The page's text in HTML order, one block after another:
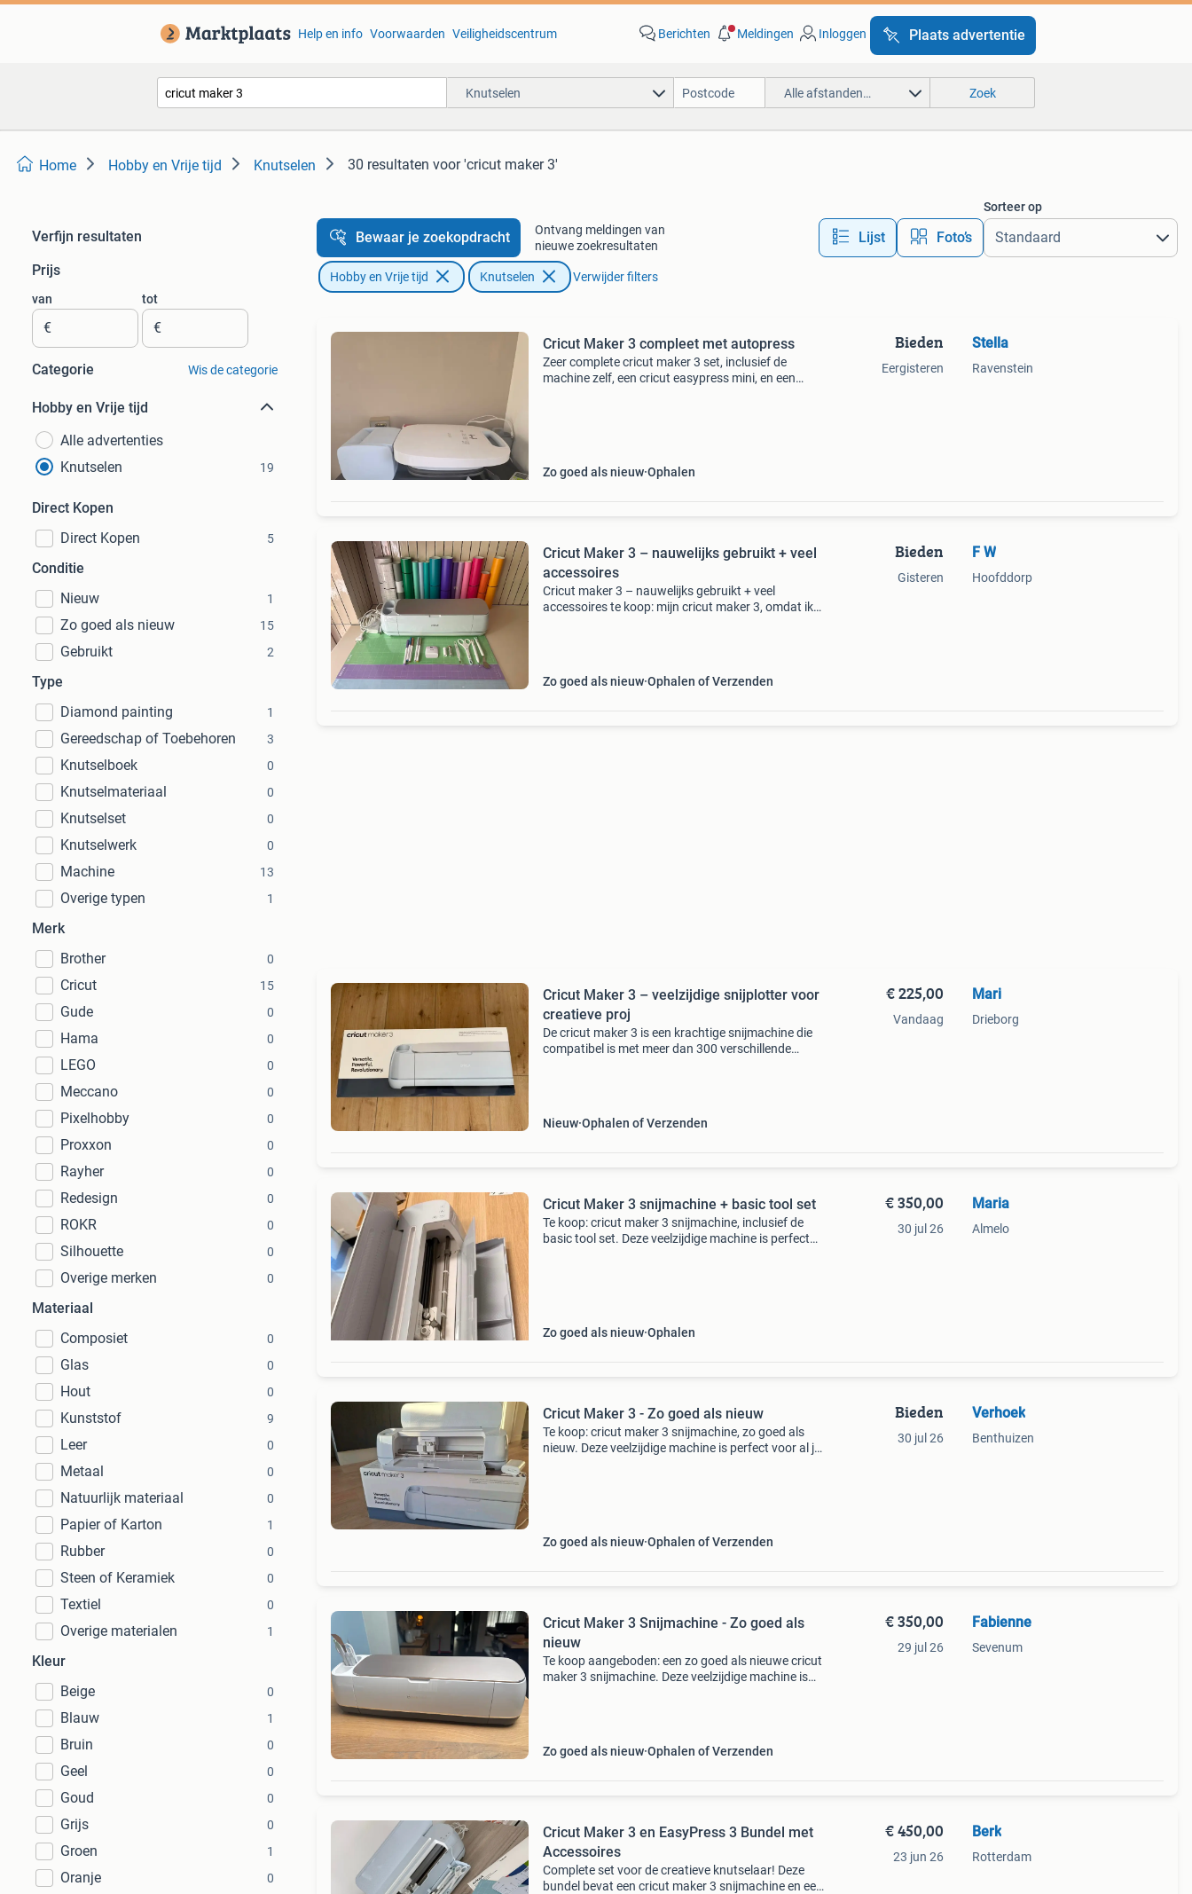
Help en info Voorwaarden Veiligheidscentrum Berichten Meldingen Inloggen Plaats advertentie
Knutselen Alle afstanden… Zoek
Home Hobby en Vrije tijd Knutselen 30 resultaten voor 'cricut maker 3'
Verfijn resultaten
Prijs
van
€
tot
€
Categorie Wis de categorie
Hobby en Vrije tijd
Alle advertenties
Knutselen
19
Direct Kopen
Direct Kopen
5
Conditie
Nieuw
1
Zo goed als nieuw 15
Gebruikt 2
Type
Diamond painting
1
Gereedschap of Toebehoren 3
Knutselboek 0
Knutselmateriaal 0
Knutselset 0
Knutselwerk 0
Machine 13
Overige typen 1
Merk
Brother
0
Cricut 15
Gude 0
Hama 0
LEGO 0
Meccano 0
Pixelhobby 0
Proxxon 0
Rayher 0
Redesign 0
ROKR 0
Silhouette 0
Overige merken 0
Materiaal
Composiet
0
Glas 0
Hout 0
Kunststof 9
Leer 0
Metaal 0
Natuurlijk materiaal 0
Papier of Karton 1
Rubber 0
Steen of Keramiek 0
Textiel 0
Overige materialen 1
Kleur
Beige
0
Blauw 1
Bruin 0
Geel 0
Goud 0
Grijs 0
Groen 1
Oranje 0
Bewaar je zoekopdracht
Ontvang meldingen van
nieuwe zoekresultaten
Lijst Foto’s
Sorteer op
Hobby en Vrije tijd Knutselen Verwijder filters
Cricut Maker 3 compleet met autopress
Zeer complete cricut maker 3 set, inclusief de
machine zelf, een cricut easypress mini, en een
Zo goed als nieuw Ophalen
Bieden
Eergisteren
Stella
Ravenstein
Cricut Maker 3 – nauwelijks gebruikt + veel
accessoires
Cricut maker 3 – nauwelijks gebruikt + veel
accessoires te koop: mijn cricut maker 3, omdat ik
Zo goed als nieuw Ophalen of Verzenden
Bieden
Gisteren
F W
Hoofddorp
Cricut Maker 3 – veelzijdige snijplotter voor
creatieve proj
De cricut maker 3 is een krachtige snijmachine die
compatibel is met meer dan 300 verschillende
Nieuw Ophalen of Verzenden
€ 225,00
Vandaag
Mari
Drieborg
Cricut Maker 3 snijmachine + basic tool set
Te koop: cricut maker 3 snijmachine, inclusief de
basic tool set. Deze veelzijdige machine is perfect
Zo goed als nieuw Ophalen
€ 350,00
30 jul 26
Maria
Almelo
Cricut Maker 3 - Zo goed als nieuw
Te koop: cricut maker 3 snijmachine, zo goed als
nieuw. Deze veelzijdige machine is perfect voor al je
Zo goed als nieuw Ophalen of Verzenden
Bieden
30 jul 26
Verhoek
Benthuizen
Cricut Maker 3 Snijmachine - Zo goed als
nieuw
Te koop aangeboden: een zo goed als nieuwe cricut
maker 3 snijmachine. Deze veelzijdige machine is
Zo goed als nieuw Ophalen of Verzenden
€ 350,00
29 jul 26
Fabienne
Sevenum
Cricut Maker 3 en EasyPress 3 Bundel met
Accessoires
Complete set voor de creatieve knutselaar! Deze
bundel bevat een cricut maker 3 snijmachine en een
€ 450,00
23 jun 26
Berk
Rotterdam